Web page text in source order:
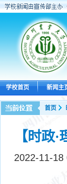
学校首页 新闻主
首页
【时政
2022-11-18